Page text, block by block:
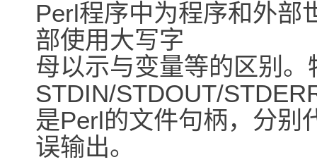
Perl程序中为程序和外部
部使用大写字
母以示与变量等的区别
STDIN/STDOUT/
是Perl的文件句柄，分别
误输出。